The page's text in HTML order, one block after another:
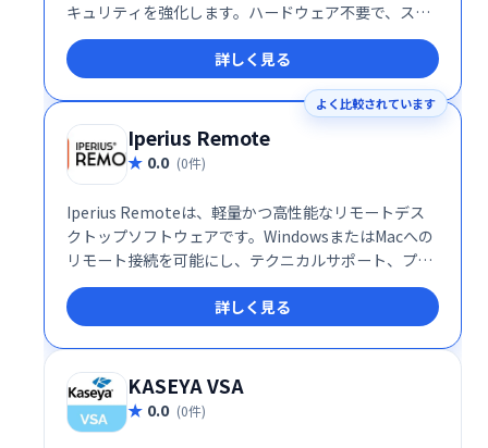
キュリティを強化します。ハードウェア不要で、スケ
ーラビリティや統合の複雑さを軽減し、安全で効率的
なリモートアクセスを提供します。柔軟なプラットフ
ォームにより、ITインフラの最適化とセキュリティ向
上を支援します。
詳しく見る
よく比較されています
Iperius Remote
0.0 (0件)
Iperius Remoteは、軽量かつ高性能なリモートデス
クトップソフトウェアです。WindowsまたはMacへの
リモート接続を可能にし、テクニカルサポート、プレ
ゼンテーション、カスタマーサポート、リモートワー
クなど、様々な用途に対応します。スムーズな操作性
と高いパフォーマンスで、場所を選ばず効率的な作業
を実現します。 複雑な設定は不要で、直感的なインタ
ーフェースにより、初心者でも簡単に利用できます。
迅速な接続と安定した通信で、シームレスなリモート
作業をサポートします。
詳しく見る
KASEYA VSA
0.0 (0件)